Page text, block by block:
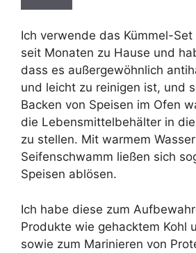
Ich verwende das Kümmel-Set
seit Monaten zu Hause und
dass es außergewöhnlich
und leicht zu reinigen ist, und
Backen von Speisen im Ofen
die Lebensmittelbehälter in
zu stellen. Mit warmem
Seifenschwamm ließen sich
Speisen ablösen.
Ich habe diese zum
Produkte wie gehacktem Kohl
sowie zum Marinieren von